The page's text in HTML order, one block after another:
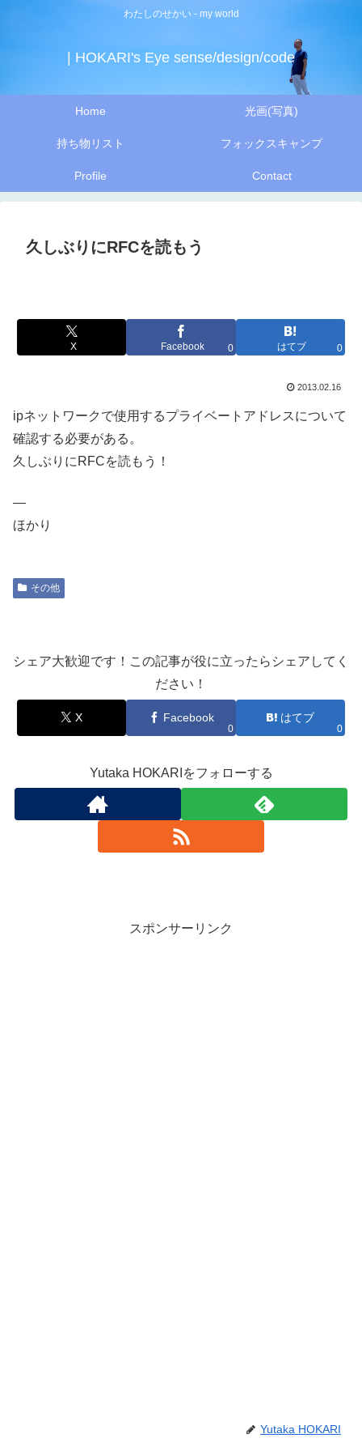
わたしのせかい - my world
| HOKARI's Eye sense/design/code
Home 光画(写真)
持ち物リスト フォックスキャンプ
Profile Contact
久しぶりにRFCを読もう
X Facebook 0 はてブ 0
2013.02.16
ipネットワークで使用するプライベートアドレスについて
確認する必要がある。
久しぶりにRFCを読もう！
—
ほかり
その他
シェア大歓迎です！この記事が役に立ったらシェアしてく
ださい！
X Facebook
0
はてブ
0
Yutaka HOKARIをフォローする
スポンサーリンク
Yutaka HOKARI